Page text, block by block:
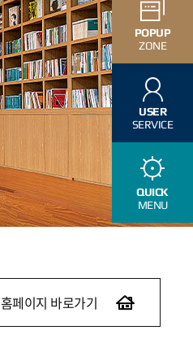
홈페이지 바로가기
POPUP
ZONE
USER
SERVICE
QUICK
MENU